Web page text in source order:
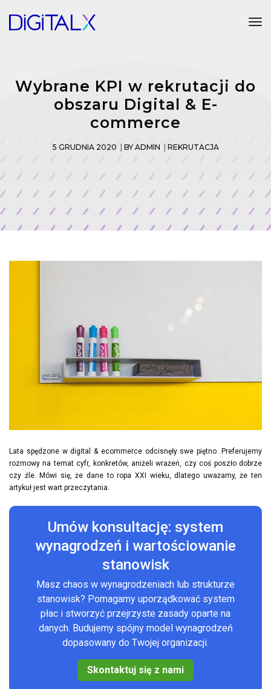
Wybrane KPI w rekrutacji do
obszaru Digital & E-
commerce
5 GRUDNIA 2020 BYADMIN REKRUTACJA
Lata spędzone w digital & ecommerce odcisnęły swe piętno. Preferujemy
rozmowy na temat cyfr, konkretów, aniżeli wrażeń, czy coś poszło dobrze
czy źle. Mówi się, że dane to ropa XXI wieku, dlatego uważamy, że ten
artykuł jest wart przeczytania.
Umów konsultację: system
wynagrodzeń i wartościowanie
stanowisk
Masz chaos w wynagrodzeniach lub strukturze
stanowisk? Pomagamy uporządkować system
płac i stworzyć przejrzyste zasady oparte na
danych. Budujemy spójny model wynagrodzeń
dopasowany do Twojej organizacji.
Skontaktuj się z nami